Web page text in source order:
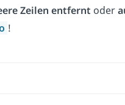
Zeilen entfernt oder
!